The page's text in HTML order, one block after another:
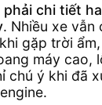
phải chi tiết
. Nhiều xe vẫn
gặp trời
máy cao,
chú ý khi đã